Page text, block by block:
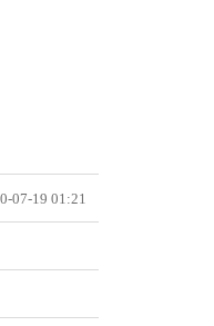
07-19 01:21